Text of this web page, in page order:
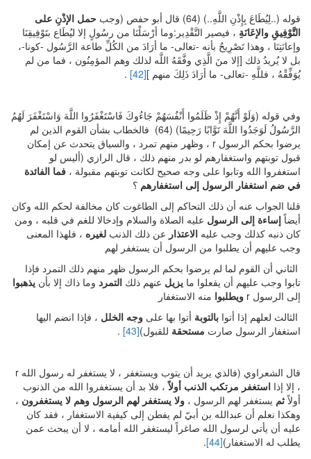
قوله (..لِيُطَاعَ بِإِذْنِ اللَّهِ..) (64) قال أبو حفص (وجب
حمل الإذْنِ على
التَّوْفِيقِ والإعَانَةِ ، فيصير التَّقْدِير:وما أرْسَلْنَا من رسُولٍ إلا ليُطَاع بتَوْفِيقِنَا
وإعانَتِنَا ، وهذا تَصْرِيحٌ بأنه -تعالى- ما أرَادَ من الكُلِّ طاعة الرَّسُول -كونا-،
بل لا يُريدُ ذلك [إلا منَ الَّذِي وفَّقَهُ اللَّه لذلك وهم المؤمِنُون ، فما من لم
يُوَفِّقْهُ ، فللَّهِ -تعالى- ما أرَادَ ذَلِكَ منهم ][42]
.
وفي قوله (وَلَوْ أَنَّهُمْ إِذْ ظَلَمُوا أَنْفُسَهُمْ جَاءُوكَ فَاسْتَغْفَرُوا اللَّهَ وَاسْتَغْفَرَ لَهُمُ
الرَّسُولُ لَوَجَدُوا اللَّهَ تَوَّابًا رَحِيمًا) (64) فالخطاب بشأن القوم الذين لم
يرضوا بحكم الرسول r ، وظهر منهم تمرد ، والسياق يتحدث عن إمكان
قبول توبتهم واستغفارهم لو بدر منهم ذلك ، قال الرازي (أليس لو
استغفروا الله وتابوا على وجه صحيح لكانت توبتهم مقبولة ، فما الفائدة
في ضم استغفار الرسول إلى استغفارهم ؟
قلنا الجواب عنه أن ذلك التحاكم إلى الطاغوت كان مخالفة لحكم الله وكان
أيضاًإساءة إلى الرسول عليه الصلاة والسلام وإدخالا للغم في قلبه ، ومن
كان ذنبه كذلك وجب عليه الاعتذار عن ذلك الذنب لغيره ، فلهذا المعنى
وجب عليهم أن يطلبوا من الرسول أن يستغفر لهم
الثاني أن القوم لما لم يرضوا بحكم الرسول ظهر منهم ذلك التمرد فإذا
تابوا وجب عليهم أن يفعلوا ما يزيل عنهم ذلك التمرد وما ذاك إلا بأن يذهبوا
إلى الرسول r
ويطلبوا منه الاستغفار
الثالث لعلهم إذا أتوا بالتوبة أتوا بها على وجه الخلل ، فإذا انضم اليها
استغفار الرسول صارت مستحقة للقبول)[43]
.
قال الشعراوي (فالذي يريد أن يتوب ويستغفر ، لا يستغفر له رسول الله r
، إلا إذا استغفر مرتكب الذنب أولاً، فلا بد أن يستغفروا الله من الذنوب
أولاًثم يستغفر لهم الرسول ، ولا يستغفر لهم الرسول وهم لا يستغفرون ،
وهكذا نعلم أن عبدالله بن أبيّ لم يفطن إلى كيفية الاستغفار ، فقد كان
عليه أن يأتي لرسول الله صاغراً ليستغفر الله أمامه ، لا أن يبحث عمن
يطلب له الاستغفار)[44]
.